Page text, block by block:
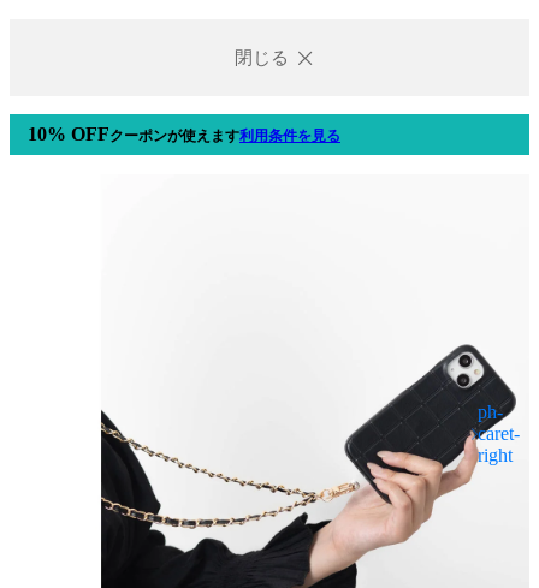
閉じる
10% OFFクーポンが使えます利用条件を見る